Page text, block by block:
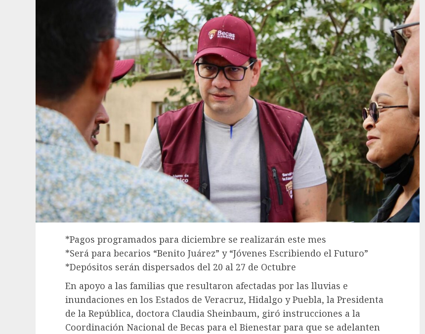
*Pagos programados para diciembre se realizarán este mes
*Será para becarios “Benito Juárez” y “Jóvenes Escribiendo el Futuro”
*Depósitos serán dispersados del 20 al 27 de Octubre
En apoyo a las familias que resultaron afectadas por las lluvias e
inundaciones en los Estados de Veracruz, Hidalgo y Puebla, la Presidenta
de la República, doctora Claudia Sheinbaum, giró instrucciones a la
Coordinación Nacional de Becas para el Bienestar para que se adelanten
Obra de pavimentación de San Marcial será
mejorada. Interviene CASF
JULIO 27, 2026 0
Local
Reviven la historia de Fortín, con exposición
de la cronista Minerva Salas.
ADMIN JULIO 31, 2026 0